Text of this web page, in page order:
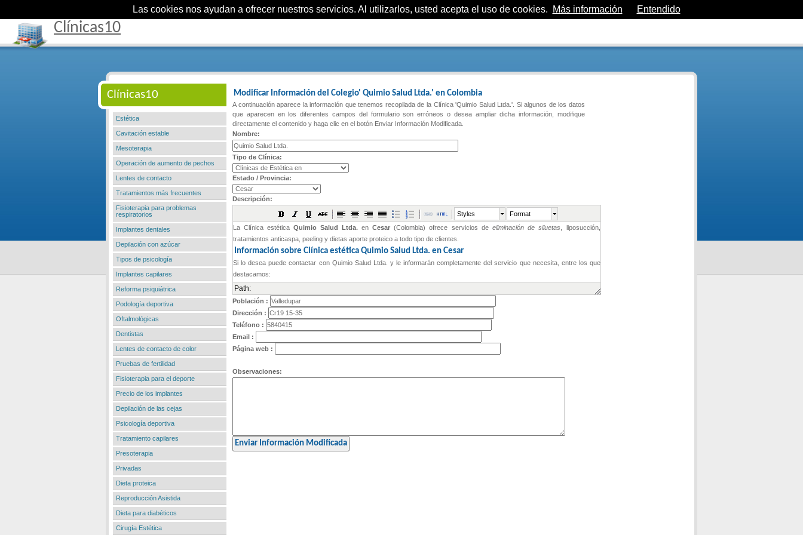
Clínicas10
Clínicas10
Estética
Cavitación estable
Mesoterapia
Operación de aumento de pechos
Lentes de contacto
Tratamientos más frecuentes
Fisioterapia para problemas
respiratorios
Implantes dentales
Depilación con azúcar
Tipos de psicología
Implantes capilares
Reforma psiquiátrica
Podología deportiva
Oftalmológicas
Dentistas
Lentes de contacto de color
Pruebas de fertilidad
Fisioterapia para el deporte
Precio de los implantes
Depilación de las cejas
Psicología deportiva
Tratamiento capilares
Presoterapia
Privadas
Dieta proteica
Reproducción Asistida
Dieta para diabéticos
Cirugía Estética
Modificar Información del Colegio' Quimio Salud Ltda.' en Colombia
A continuación aparece la información que tenemos recopilada de la Clínica 'Quimio Salud Ltda.'. Si algunos de los datos
que aparecen en los diferentes campos del formulario son erróneos o desea ampliar dicha información, modifique
directamente el contenido y haga clic en el botón Enviar Información Modificada.
Nombre:
Tipo de Clínica:
Estado / Provincia:
Descripción:
Styles Format
Path:
Población :
Dirección :
Teléfono :
Email :
Página web :
Observaciones:
Las cookies nos ayudan a ofrecer nuestros servicios. Al utilizarlos, usted acepta el uso de cookies. Más información Entendido